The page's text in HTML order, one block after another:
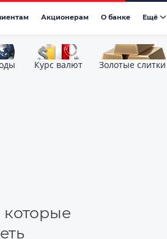
Акционерам О банке Eщё
Курс валют Золотые слитки